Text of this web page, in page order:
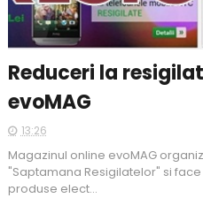
Reduceri la
evoMAG
13:26
Magazinul online evoMAG
"Saptamana Resigilatelor" si
produse elect...